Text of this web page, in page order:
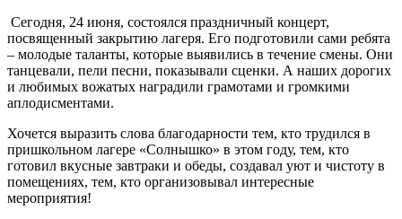
Сегодня, 24 июня, состоялся праздничный концерт,
посвященный закрытию лагеря. Его подготовили сами ребята
– молодые таланты, которые выявились в течение смены. Они
танцевали, пели песни, показывали сценки. А наших дорогих
и любимых вожатых наградили грамотами и громкими
аплодисментами.
Хочется выразить слова благодарности тем, кто трудился в
пришкольном лагере «Солнышко» в этом году, тем, кто
готовил вкусные завтраки и обеды, создавал уют и чистоту в
помещениях, тем, кто организовывал интересные
мероприятия!